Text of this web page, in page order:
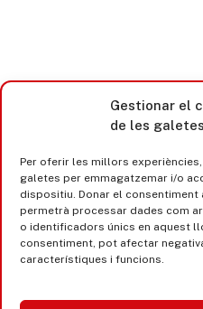
Gestionar el
de les galetes
Per oferir les millors
galetes per emmagatzemar i/o
dispositiu. Donar el
permetrà processar dades com
o identificadors únics en aquest
consentiment, pot afectar
característiques i funcions.